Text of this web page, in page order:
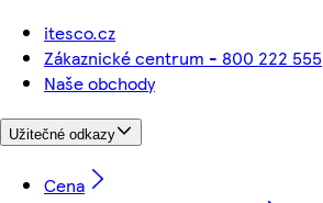
itesco.cz
Zákaznické centrum - 800 222 555
Naše obchody
Užitečné odkazy
Cena